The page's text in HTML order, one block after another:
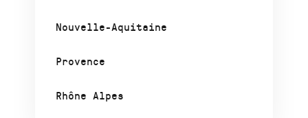
Nouvelle-Aquitaine
Provence
Rhône Alpes